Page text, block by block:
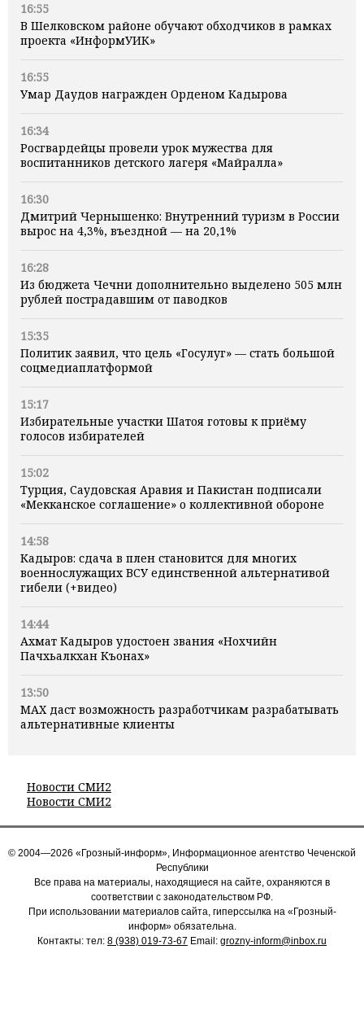
16:55
В Шелковском районе обучают обходчиков в рамках
проекта «ИнформУИК»
16:55
Умар Даудов награжден Орденом Кадырова
16:34
Росгвардейцы провели урок мужества для
воспитанников детского лагеря «Майралла»
16:30
Дмитрий Чернышенко: Внутренний туризм в России
вырос на 4,3%, въездной — на 20,1%
16:28
Из бюджета Чечни дополнительно выделено 505 млн
рублей пострадавшим от паводков
15:35
Политик заявил, что цель «Госулуг» — стать большой
соцмедиаплатформой
15:17
Избирательные участки Шатоя готовы к приёму
голосов избирателей
15:02
Турция, Саудовская Аравия и Пакистан подписали
«Мекканское соглашение» о коллективной обороне
14:58
Кадыров: сдача в плен становится для многих
военнослужащих ВСУ единственной альтернативой
гибели (+видео)
14:44
Ахмат Кадыров удостоен звания «Нохчийн
Пачхьалкхан Къонах»
13:50
MAX даст возможность разработчикам разрабатывать
альтернативные клиенты
Новости СМИ2
Новости СМИ2
© 2004—2026 «Грозный-информ», Информационное агентство Чеченской
Республики
Все права на материалы, находящиеся на сайте, охраняются в
соответствии с законодательством РФ.
При использовании материалов сайта, гиперссылка на «Грозный-
информ» обязательна.
Контакты: тел: 8 (938) 019-73-67 Email: grozny-inform@inbox.ru